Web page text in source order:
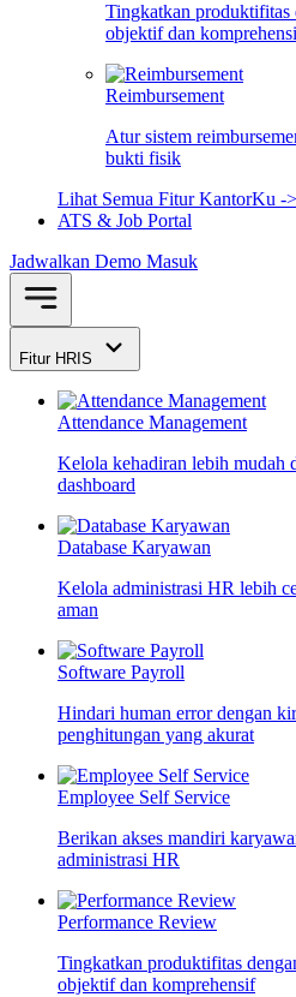
Tingkatkan produktifitas
objektif dan
Reimbursement
Atur sistem
bukti fisik
Lihat Semua Fitur KantorKu ->
ATS & Job Portal
Jadwalkan Demo Masuk
Fitur HRIS
Attendance Management
Kelola kehadiran lebih mudah
dashboard
Database Karyawan
Kelola administrasi HR lebih
aman
Software Payroll
Hindari human error dengan
penghitungan yang akurat
Employee Self Service
Berikan akses mandiri
administrasi HR
Performance Review
Tingkatkan produktifitas
objektif dan komprehensif